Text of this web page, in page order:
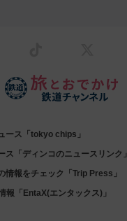
ース「tokyo chips」
ス「ディンコのニュースリンク」
情報をチェック「Trip Press」
報「EntaX(エンタックス)」